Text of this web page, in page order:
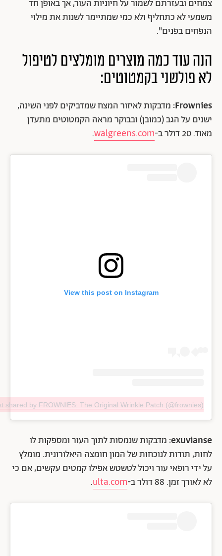
צמחים ובעזרתם לשמור על חיוניות העור, אך באופן חד
משמעי לא כתחליף ולא כמי שמתיימר לשנות את מילוי
הנפחים בפנים".
הנה עוד כמה מוצרים מומלצים לטיפול
לא פולשני בקמטוטים:
Frownies: מדבקות לאיזור המצח שמדביקים לפני השינה,
ישנים על הגב (כמובן) ובבוקר מראה הקמטוטים מתעדן
מאוד. 20 דולר ב-
walgreens.com
.
View this post on Instagram
shared by FROWNIES: The Original Wrinkle Patch (@frownies)
exuvianse: מדבקות שנמסות לתוך העור ומספקות לו
לחות, תודות לנוכחות של המון חומצה היאלורונית. מומלץ
על ידי רופאי עור ויכול לטשטש אפילו קמטים עקשים, אם כי
לא לאורך זמן. 88 דולר ב-
ulta.com
.